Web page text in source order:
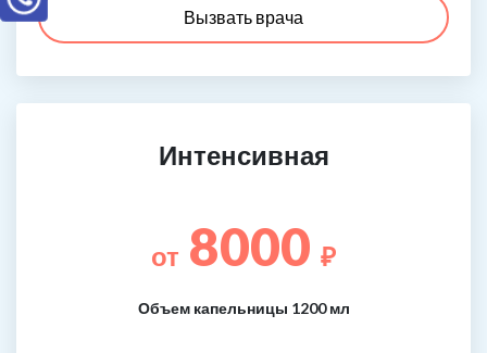
Вызвать врача
Интенсивная
от 8000 ₽
Объем капельницы 1200 мл